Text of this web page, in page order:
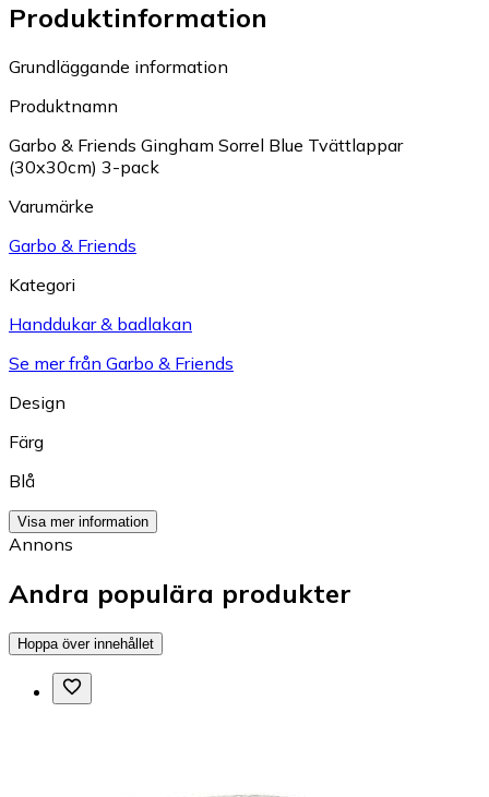
Produktinformation
Grundläggande information
Produktnamn
Garbo & Friends Gingham Sorrel Blue Tvättlappar
(30x30cm) 3-pack
Varumärke
Garbo & Friends
Kategori
Handdukar & badlakan
Se mer från Garbo & Friends
Design
Färg
Blå
Visa mer information
Annons
Andra populära produkter
Hoppa över innehållet